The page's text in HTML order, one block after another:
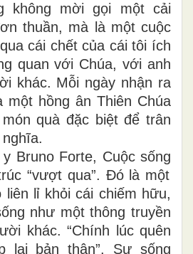
không mời gọi một cải
thuần, mà là một cuộc
cái chết của cái tôi ích
quan với Chúa, với anh
khác. Mỗi ngày nhận ra
một hồng ân Thiên Chúa
quà đặc biệt để trân
y Bruno Forte, Cuộc sống
“vượt qua”. Đó là một
lỉ khỏi cái chiếm hữu,
như một thông truyền
khác. “Chính lúc quên
lại bản thân”. Sự sống